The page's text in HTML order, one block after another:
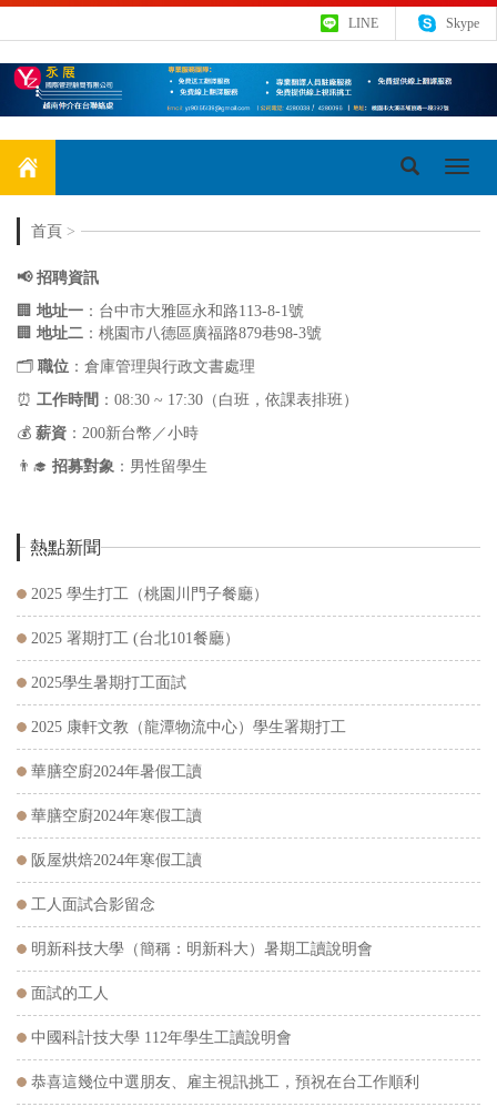
LINE Skype
首頁 >
📢 招聘資訊
🏢 地址一 ：台中市大雅區永和路113-8-1號
🏢 地址二 ：桃園市八德區廣福路879巷98-3號
🗂️ 職位 ：倉庫管理與行政文書處理
⏰ 工作時間 ：08:30 ~ 17:30（白班，依課表排班）
💰 薪資 ：200新台幣／小時
👨‍🎓 招募對象 ：男性留學生
熱點新聞
2025 學生打工（桃園川門子餐廳）
2025 署期打工 (台北101餐廳）
2025學生暑期打工面試
2025 康軒文教（龍潭物流中心）學生署期打工
華膳空廚2024年暑假工讀
華膳空廚2024年寒假工讀
阪屋烘焙2024年寒假工讀
工人面試合影留念
明新科技大學（簡稱：明新科大）暑期工讀說明會
面試的工人
中國科計技大學 112年學生工讀說明會
恭喜這幾位中選朋友、雇主視訊挑工，預祝在台工作順利